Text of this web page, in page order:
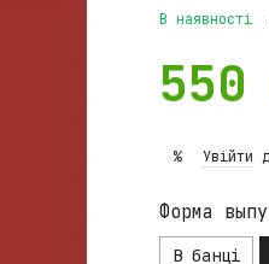
В наявності
550
% Увійти
Форма
В банці